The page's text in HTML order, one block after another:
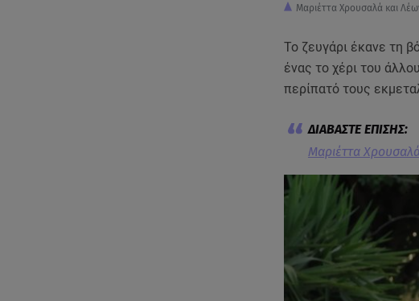
Μαριέττα Χρουσαλά και
Το ζευγάρι έκανε τη
ένας το χέρι του
περίπατό τους
Mαριέττα